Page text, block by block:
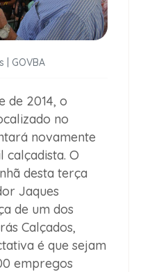
| GOVBA
de 2014, o
no
novamente
O
desta terça
Jaques
de um dos
Calçados,
é que sejam
empregos